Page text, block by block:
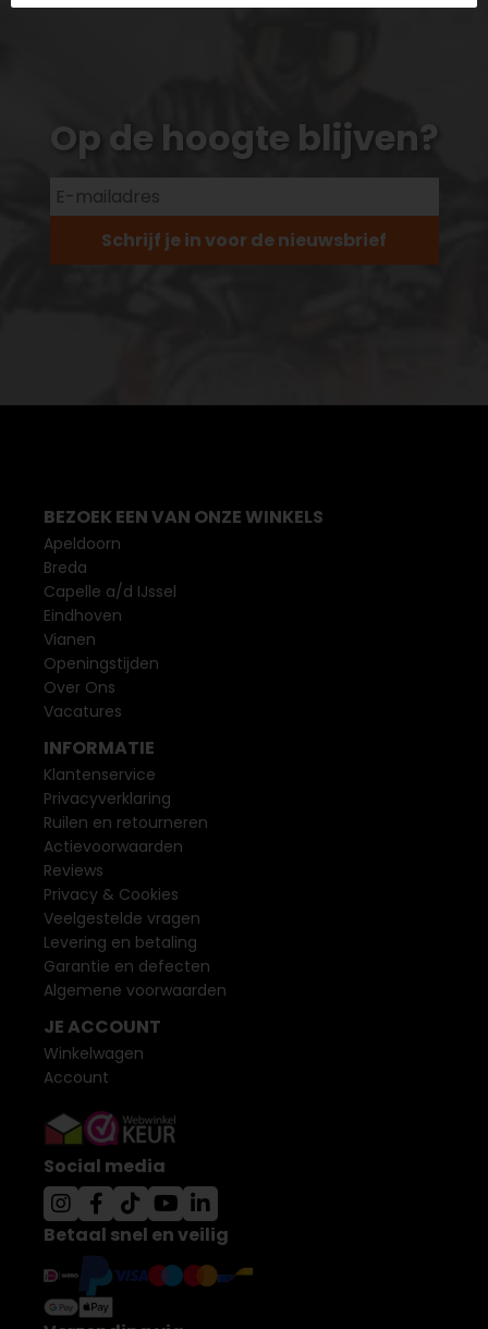
Op de hoogte blijven?
Schrijf je in voor de nieuwsbrief
BEZOEK EEN VAN ONZE WINKELS
Apeldoorn
Breda
Capelle a/d IJssel
Eindhoven
Vianen
Openingstijden
Over Ons
Vacatures
INFORMATIE
Klantenservice
Privacyverklaring
Ruilen en retourneren
Actievoorwaarden
Reviews
Privacy & Cookies
Veelgestelde vragen
Levering en betaling
Garantie en defecten
Algemene voorwaarden
JE ACCOUNT
Winkelwagen
Account
Social media
Betaal snel en veilig